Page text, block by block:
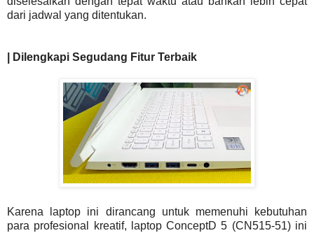
dari jadwal yang ditentukan.
| Dilengkapi Segudang Fitur Terbaik
Karena laptop ini dirancang untuk memenuhi kebutuhan
para profesional kreatif, laptop ConceptD 5 (CN515-51) ini